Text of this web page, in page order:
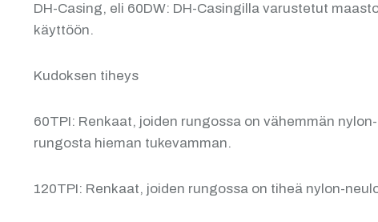
DH-Casing, eli 60DW: DH-Casingilla varustetut
käyttöön.
Kudoksen tiheys
60TPI: Renkaat, joiden rungossa on vähemmän
rungosta hieman tukevamman.
120TPI: Renkaat, joiden rungossa on tiheä nylon-